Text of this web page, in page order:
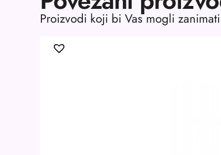
Proizvodi koji bi Vas mogli